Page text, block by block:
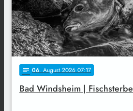
notes 06. August 2026 07:17
Bad Windsheim |